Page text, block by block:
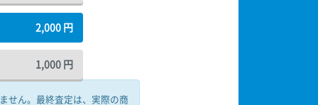
2,000 円
1,000 円
せん。 最終査定は、実際の商